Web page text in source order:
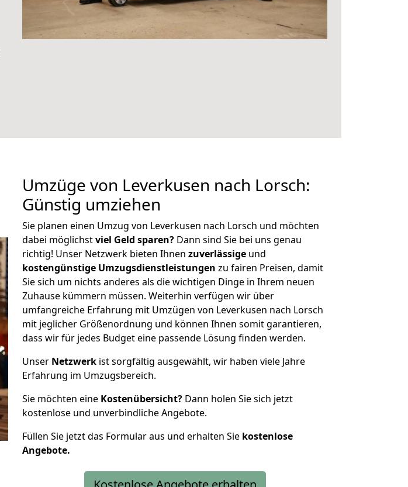
Umzüge von Leverkusen nach Lorsch:
Günstig umziehen
Sie planen einen Umzug von Leverkusen nach Lorsch und möchten
dabei möglichstviel Geld sparen? Dann sind Sie bei uns genau
richtig! Unser Netzwerk bieten Ihnen zuverlässige und
kostengünstige Umzugsdienstleistungen zu fairen Preisen, damit
Sie sich um nichts anderes als die wichtigen Dinge in Ihrem neuen
Zuhause kümmern müssen. Weiterhin verfügen wir über
umfangreiche Erfahrung mit Umzügen von Leverkusen nach Lorsch
mit jeglicher Größenordnung und können Ihnen somit garantieren,
dass wir für jedes Budget eine passende Lösung finden werden.
Unser Netzwerk ist sorgfältig ausgewählt, wir haben viele Jahre
Erfahrung im Umzugsbereich.
Sie möchten eine Kostenübersicht? Dann holen Sie sich jetzt
kostenlose und unverbindliche Angebote.
Füllen Sie jetzt das Formular aus und erhalten Sie kostenlose
Angebote.